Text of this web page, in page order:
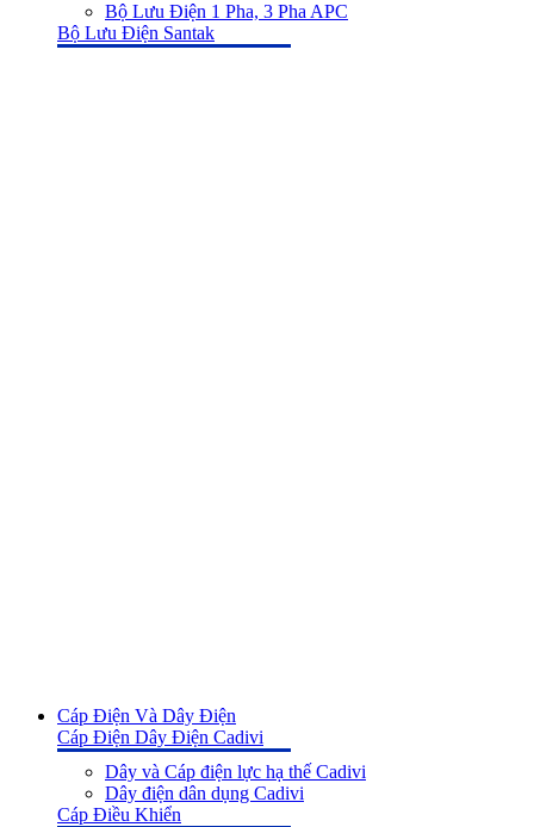
Bộ Lưu Điện 1 Pha, 3 Pha APC
Bộ Lưu Điện Santak
Cáp Điện Và Dây Điện
Cáp Điện Dây Điện Cadivi
Dây và Cáp điện lực hạ thế Cadivi
Dây điện dân dụng Cadivi
Cáp Điều Khiển